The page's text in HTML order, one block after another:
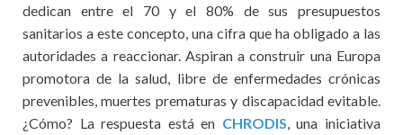
dedican entre el 70 y el 80% de sus presupuestos
sanitarios a este concepto, una cifra que ha obligado a las
autoridades a reaccionar. Aspiran a construir una Europa
promotora de la salud, libre de enfermedades crónicas
prevenibles, muertes prematuras y discapacidad evitable.
¿Cómo? La respuesta está en CHRODIS, una iniciativa